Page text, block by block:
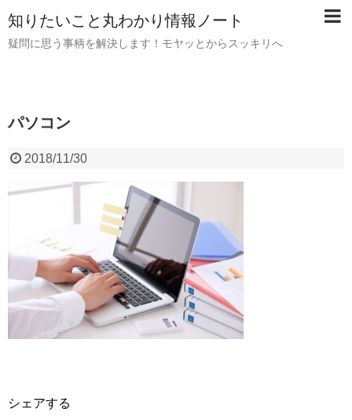
知りたいこと丸わかり情報ノート
疑問に思う事柄を解決します！モヤッとからスッキリへ
パソコン
2018/11/30
シェアする